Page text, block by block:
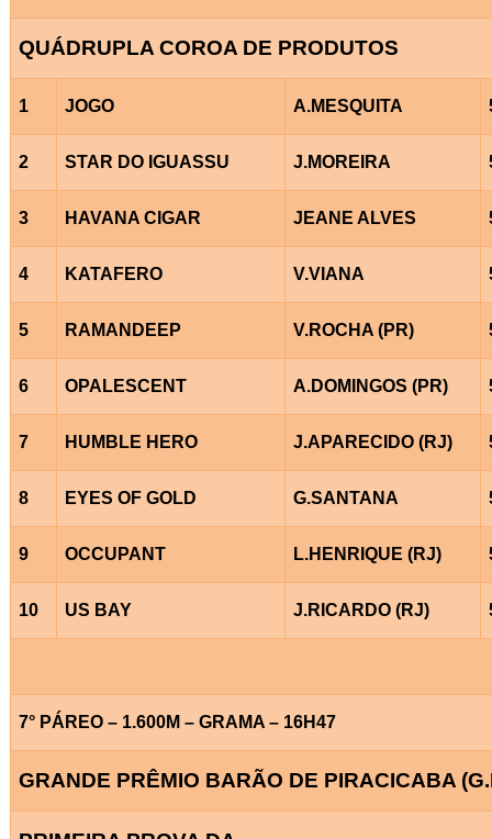
QUÁDRUPLA COROA DE PRODUTOS
1 JOGO A.MESQUITA
2 STAR DO IGUASSU J.MOREIRA
3 HAVANA CIGAR JEANE ALVES
4 KATAFERO V.VIANA
5 RAMANDEEP V.ROCHA (PR)
6 OPALESCENT A.DOMINGOS (PR)
7 HUMBLE HERO J.APARECIDO (RJ)
8 EYES OF GOLD G.SANTANA
9 OCCUPANT L.HENRIQUE (RJ)
10 US BAY J.RICARDO (RJ)
7° PÁREO – 1.600M – GRAMA – 16H47
GRANDE PRÊMIO BARÃO DE PIRACICABA